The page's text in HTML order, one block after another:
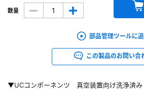
▼UCコンポーネンツ 真空装置向け洗浄済み
数量
部品管理ツールに
この製品のお問い合
※メールアドレスを忘れた方は、お問い合わせページ